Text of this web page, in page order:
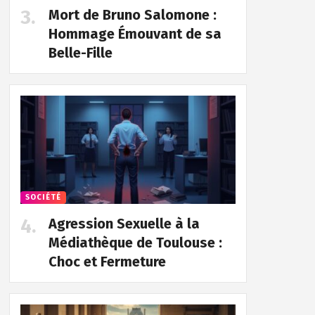
Mort de Bruno Salomone :
Hommage Émouvant de sa
Belle-Fille
SOCIÉTÉ
Agression Sexuelle à la
Médiathèque de Toulouse :
Choc et Fermeture